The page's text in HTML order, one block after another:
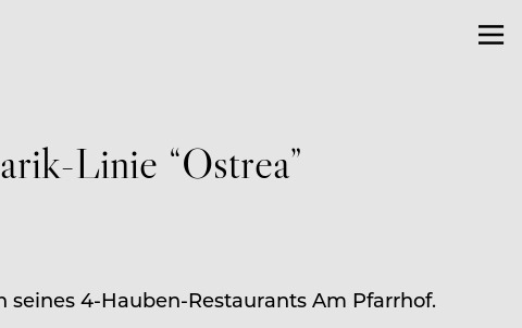
Linie “Ostrea”
4-Hauben-Restaurants Am Pfarrhof.